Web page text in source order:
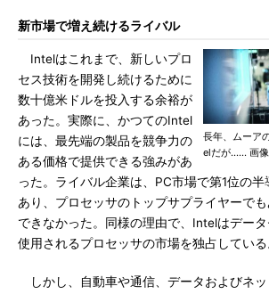
新市場で増え続けるライバル
長年、ムーア
elだが…… 画
Intelはこれまで、新しいプロ
セス技術を開発し続けるために
数十億米ドルを投入する余裕が
あった。実際に、かつてのIntel
には、最先端の製品を競争力の
ある価格で提供できる強みがあ
った。ライバル企業は、PC市場で第1位の
あり、プロセッサのトップサプライヤーで
できなかった。同様の理由で、Intelはデー
使用されるプロセッサの市場を独占している
しかし、自動車や通信、データおよびネ